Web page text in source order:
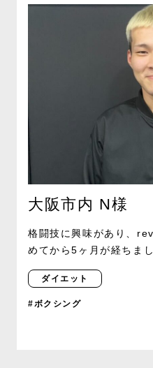
大阪市内 N様
格闘技に興味があり、
めてから5ヶ月が経ちま
ダイエット
#ボクシング